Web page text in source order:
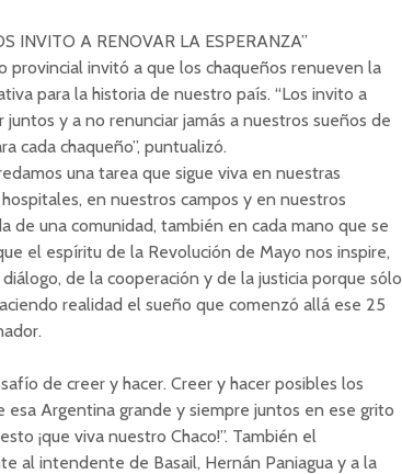
INVITO A RENOVAR LA ESPERANZA”
invitó a que los chaqueños renueven la
para la historia de nuestro país. “Los invito a
y a no renunciar jamás a nuestros sueños de
cada chaqueño”, puntualizó.
una tarea que sigue viva en nuestras
en nuestros campos y en nuestros
de una comunidad, también en cada mano que se
el espíritu de la Revolución de Mayo nos inspire,
de la cooperación y de la justicia porque sólo
realidad el sueño que comenzó allá ese 25
de creer y hacer. Creer y hacer posibles los
Argentina grande y siempre juntos en ese grito
¡que viva nuestro Chaco!”. También el
al intendente de Basail, Hernán Paniagua y a la